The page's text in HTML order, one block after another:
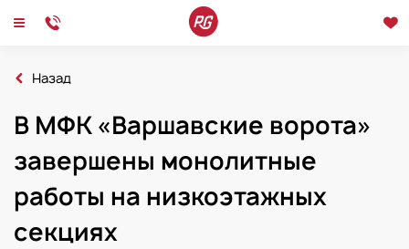
В МФК «Варшавские ворота» завершены монолитные работы на
Назад
В МФК «Варшавские ворота»
завершены монолитные
работы на низкоэтажных
секциях